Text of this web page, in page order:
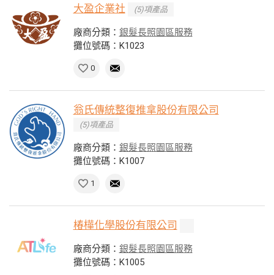
大盈企業社 (5)項產品
廠商分類： 銀髮長照園區服務
攤位號碼：K1023
0
翁氏傳統整復推拿股份有限公司
(5)項產品
廠商分類： 銀髮長照園區服務
攤位號碼：K1007
1
椿樺化學股份有限公司
廠商分類： 銀髮長照園區服務
攤位號碼：K1005